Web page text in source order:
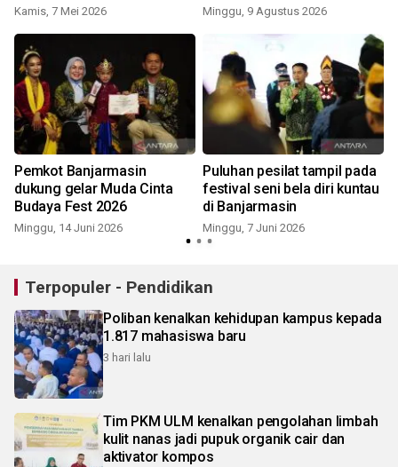
Kamis, 7 Mei 2026 Minggu, 9 Agustus 2026
Pemkot Banjarmasin
dukung gelar Muda Cinta
Budaya Fest 2026
Minggu, 14 Juni 2026
Puluhan pesilat tampil pada
festival seni bela diri kuntau
di Banjarmasin
Minggu, 7 Juni 2026
Terpopuler - Pendidikan
Poliban kenalkan kehidupan kampus kepada
1.817 mahasiswa baru
3 hari lalu
Tim PKM ULM kenalkan pengolahan limbah
kulit nanas jadi pupuk organik cair dan
aktivator kompos